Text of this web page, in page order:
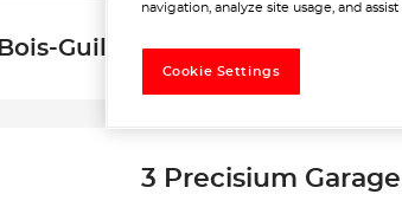
Bois-Guillaume
3 Precisium
navigation, analyze site usage, and
Cookie Settings